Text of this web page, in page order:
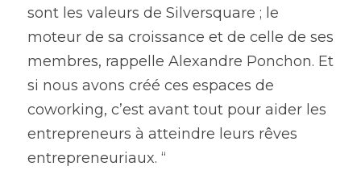
sont les valeurs de Silversquare ; le
moteur de sa croissance et de celle de ses
membres, rappelle Alexandre Ponchon. Et
si nous avons créé ces espaces de
coworking, c’est avant tout pour aider les
entrepreneurs à atteindre leurs rêves
entrepreneuriaux. “